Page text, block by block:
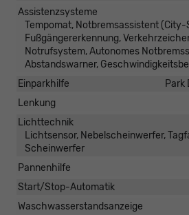
Assistenzsysteme
Tempomat, Notbremsassistent
Fußgängererkennung,
Notrufsystem, Autonomes
Abstandswarner,
Einparkhilfe
Park
Lenkung
Lichttechnik
Lichtsensor, Nebelscheinwerfer,
Scheinwerfer
Pannenhilfe
Start/Stop-Automatik
Waschwasserstandsanzeige